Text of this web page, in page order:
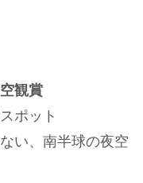
観賞
ポット
い、南半球の夜空